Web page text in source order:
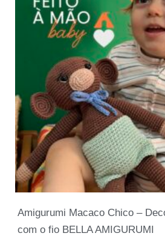
Amigurumi Macaco Chico –
com o fio BELLA AMIGURUMI